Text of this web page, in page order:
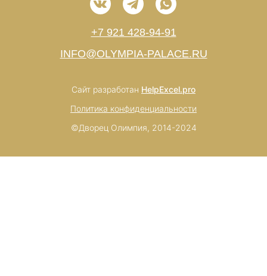
©Дворец Олимпия, 2014-2024
Сайт разработан HelpExcel.pro
Политика конфиденциальности
+7 921 428-94-91
INFO@OLYMPIA-PALACE.RU